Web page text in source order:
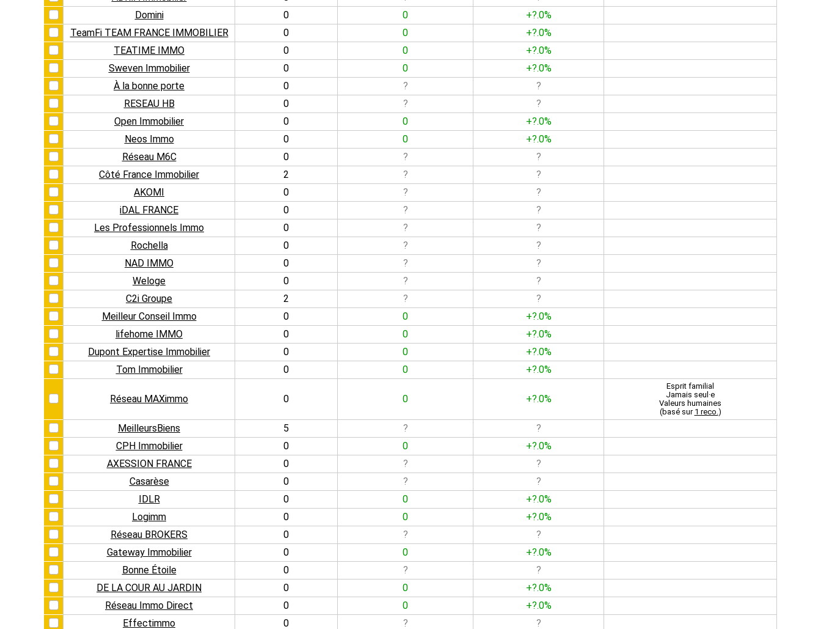
Domini
0 0
+?.0%
TeamFi TEAM FRANCE IMMOBILIER
0 0
+?.0%
TEATIME IMMO
0 0
+?.0%
Sweven Immobilier
0 0
+?.0%
À la bonne porte
0 ?
?
RESEAU HB
0 ?
?
Open Immobilier
0 0
+?.0%
Neos Immo
0 0
+?.0%
Réseau M6C
0 ?
?
Côté France Immobilier
2 ?
?
AKOMI
0 ?
?
iDAL FRANCE
0 ?
?
Les Professionnels Immo
0 ?
?
Rochella
0 ?
?
NAD IMMO
0 ?
?
Weloge
0 ?
?
C2i Groupe
2 ?
?
Meilleur Conseil Immo
0 0
+?.0%
lifehome IMMO
0 0
+?.0%
Dupont Expertise Immobilier
0 0
+?.0%
Tom Immobilier
0 0 +?.0%
Réseau MAXimmo 0 0 +?.0%
Esprit familial
Jamais seul·e
Valeurs humaines
(basé sur 1 reco. )
MeilleursBiens 5 ?
?
CPH Immobilier
0 0
+?.0%
AXESSION FRANCE
0 ?
?
Casarèse
0 ?
?
IDLR
0 0
+?.0%
Logimm
0 0
+?.0%
Réseau BROKERS
0 ?
?
Gateway Immobilier
0 0
+?.0%
Bonne Étoile
0 ?
?
DE LA COUR AU JARDIN
0 0
+?.0%
Réseau Immo Direct
0 0
+?.0%
Effectimmo
0 ? ?